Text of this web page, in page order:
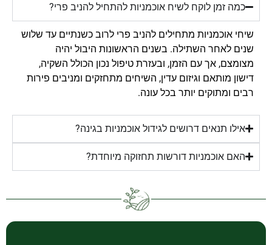
כמה זמן לוקח לשיח אוכמניות להתחיל להניב פרי?
שיחי אוכמניות מתחילים להניב פרי לרוב כשנתיים עד שלוש
שנים לאחר השתילה. בשנים הראשונות היבול יהיה
מצומצם, אך עם הזמן, ובעזרת טיפול נכון הכולל השקיה,
דישון מותאם וגיזום עדין, השיחים מתחזקים ומניבים פירות
רבים ומתוקים יותר בכל עונה.
אילו תנאים דרושים לגידול אוכמניות בגינה?
האם אוכמניות דורשות תחזוקה מיוחדת?